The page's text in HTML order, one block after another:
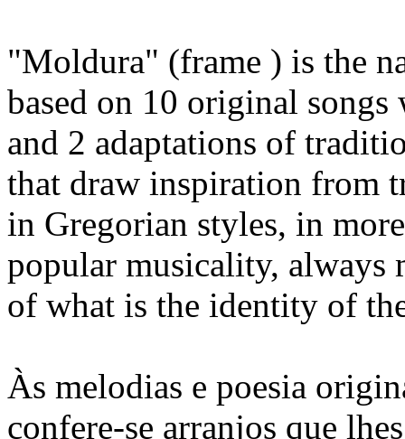
"Moldura" (frame ) is the
based on 10 original
and 2 adaptations of
that draw inspiration from
in Gregorian styles, in
popular musicality, always
of what is the identity of
Às melodias e poesia
confere-se arranjos que